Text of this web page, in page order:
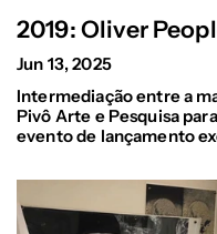
2019: Oliver
Jun 13, 2025
Intermediação entre a
Pivô Arte e Pesquisa
evento de lançamento